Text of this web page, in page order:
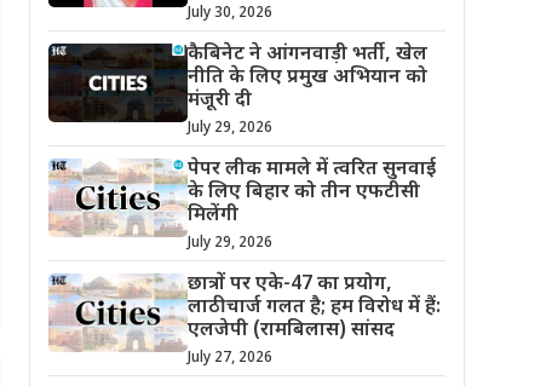
July 30, 2026
कैबिनेट ने आंगनवाड़ी भर्ती, खेल
नीति के लिए प्रमुख अभियान को
मंजूरी दी
July 29, 2026
पेपर लीक मामले में त्वरित सुनवाई
के लिए बिहार को तीन एफटीसी
मिलेंगी
July 29, 2026
छात्रों पर एके-47 का प्रयोग,
लाठीचार्ज गलत है; हम विरोध में हैं:
एलजेपी (रामबिलास) सांसद
July 27, 2026